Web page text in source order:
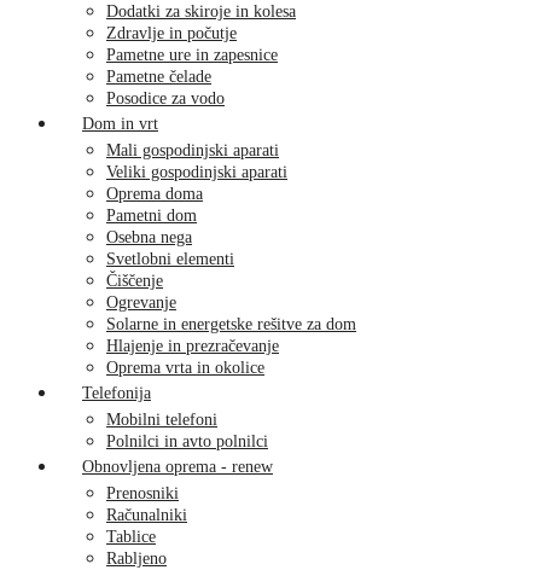
Dodatki za skiroje in kolesa
Zdravlje in počutje
Pametne ure in zapesnice
Pametne čelade
Posodice za vodo
Dom in vrt
Mali gospodinjski aparati
Veliki gospodinjski aparati
Oprema doma
Pametni dom
Osebna nega
Svetlobni elementi
Čiščenje
Ogrevanje
Solarne in energetske rešitve za dom
Hlajenje in prezračevanje
Oprema vrta in okolice
Telefonija
Mobilni telefoni
Polnilci in avto polnilci
Obnovljena oprema - renew
Prenosniki
Računalniki
Tablice
Rabljeno